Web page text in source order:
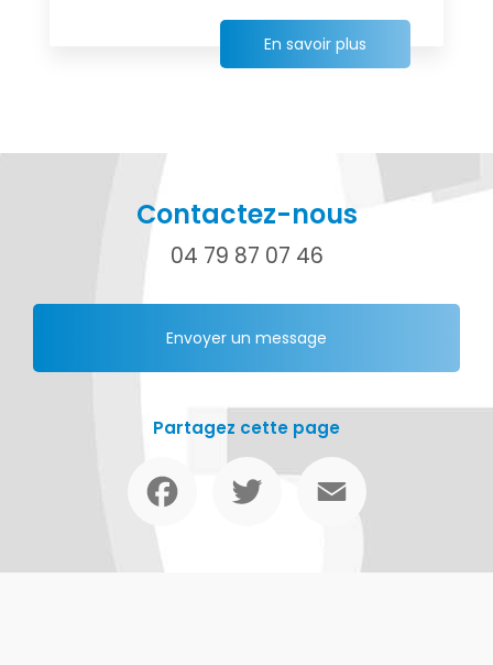
En savoir plus
Contactez-nous
04 79 87 07 46
Envoyer un message
Partagez cette page
Facebook Twitter